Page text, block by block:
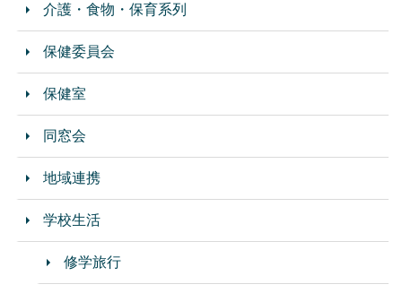
介護・食物・保育系列
保健委員会
保健室
同窓会
地域連携
学校生活
修学旅行